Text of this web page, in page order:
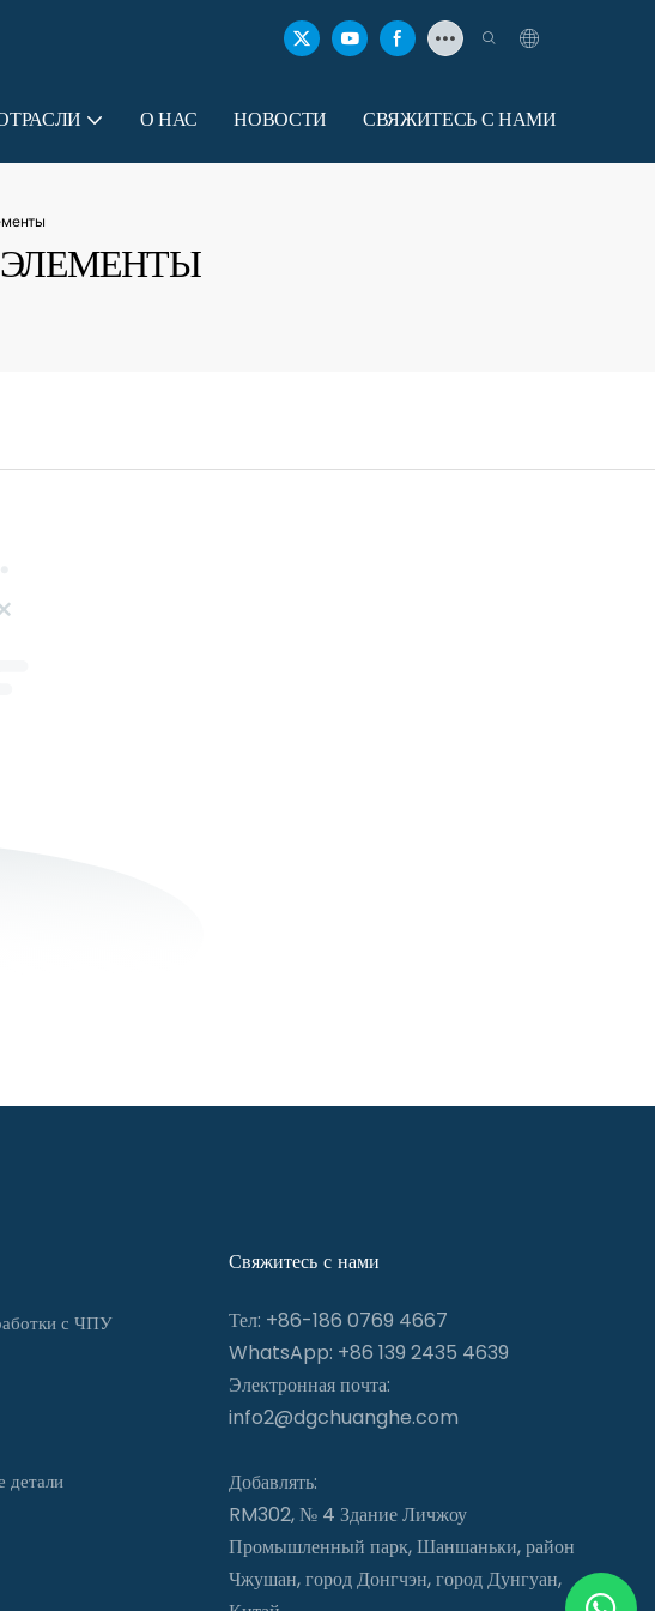
О НАС НОВОСТИ СВЯЖИТЕСЬ С НАМИ
с ЧПУ
Свяжитесь с нами
Тел: +86-186 0769 4667
WhatsApp: +86 139 2435 4639
Электронная почта:
info2@dgchuanghe.com
Добавлять:
RM302, № 4 Здание Личжоу
Промышленный парк, Шаншаньки, район
Чжушан, город Донгчэн, город Дунгуан,